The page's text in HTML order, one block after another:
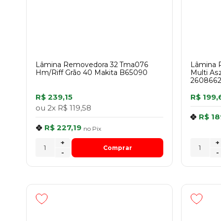
Lâmina Removedora 32 Tma076
Hm/Riff Grão 40 Makita B65090
R$ 239,15
ou 2x R$ 119,58
R$ 227,19 no Pix
-
+
Comprar
Lâmina
Multi
R$
R$
-
+